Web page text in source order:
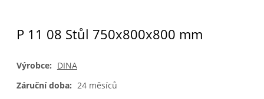
P 11 08 Stůl 750x800x800 mm
Výrobce: DINA
Záruční doba: 24 měsíců